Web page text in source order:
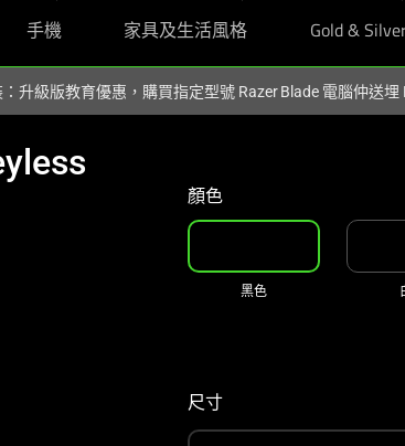
手機 家具及生活風格 Gold &
升級版教育優惠，購買指定型號 Razer Blade 電腦仲送埋
顏色
黑色
尺寸